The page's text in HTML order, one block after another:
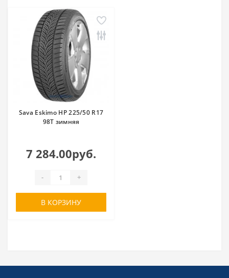
Sava Eskimo HP 225/50 R17
98T зимняя
7 284.00руб.
- +
В КОРЗИНУ